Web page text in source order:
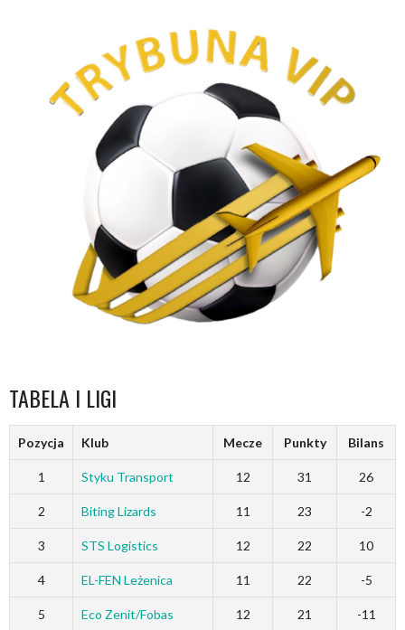
TABELA I LIGI
Pozycja Klub Mecze Punkty Bilans
1 Styku Transport 12 31 26
2 Biting Lizards 11 23 -2
3 STS Logistics 12 22 10
4 EL-FEN Leżenica 11 22 -5
5 Eco Zenit/Fobas 12 21 -11